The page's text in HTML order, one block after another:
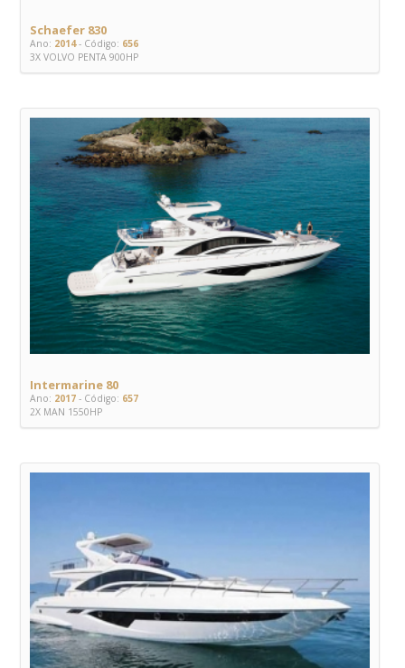
Schaefer 830
Ano: 2014- Código: 656
3X VOLVO PENTA 900HP
Intermarine 80
Ano: 2017 - Código: 657
2X MAN 1550HP